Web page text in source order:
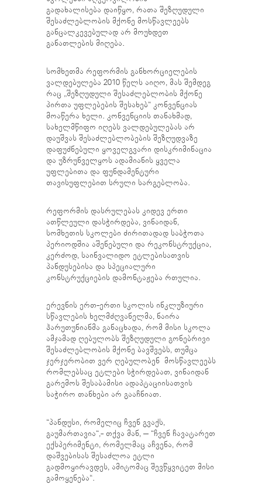
გადახალისება დაიწყო, რათა შეზღუდული
შესაძლებლობის მქონე მოსწავლეებს
განცალკევებულად არ მოუხდეთ
განათლების მიღება.
სომხეთმა რეფორმის განხორციელების
ვალდებულება 2010 წელს აიღო, მას შემდეგ
რაც „შეზღუდული შესაძლებლობის მქონე
პირთა უფლებების შესახებ“ კონვენციას
მოაწერა ხელი. კონვენციის თანახმად,
სახელმწიფო იღებს ვალდებულებას არ
დაუშვას შესაძლებლობების შეზღუდვაზე
დაფუძნებული ყოველგვარი დისკრიმინაცია
და უზრუნველყოს ადამიანის ყველა
უფლებითა და ფუნდამენტური
თავისუფლებით სრული სარგებლობა.
რეფორმის დასრულებას კიდევ ერთი
ათწლეული დასჭირდება, ვინაიდან,
სომხეთის სკოლები ძირითადად საბჭოთა
პერიოდშია აშენებული და რეკონსტრუქცია,
კერძოდ, საინვალიდო ეტლებისათვის
პანდუსებისა და სპეციალური
კონსტრუქციების დამონტაჟება რთულია.
ერევნის ერთ-ერთი სკოლის ინკლუზიური
სწავლების ხელმძღვანელმა, ნაირა
ჰარუთუნიანმა განაცხადა, რომ მისი სკოლა
ამჯამად ღებულობს შეზღუდული გონებრივი
შესაძლებლობის მქონე ბავშვებს, თუმცა
ჯერჯერობით ვერ ღებულობენ მოსწავლეებს
რომლებსაც ეტლები სჭირდებათ, ვინაიდან
გარემოს შესაბამისი ადაპტაციისათვის
საჭირო თანხები არ გააჩნიათ.
“პანდუსი, რომელიც ჩვენ გვაქს,
გაუმართავია“,- თქვა მან, – “ჩვენ ჩავატარეთ
ექსპერიმენტი, რომელმაც აჩვენა, რომ
დაშვებისას შესაძლოა ეტლი
გადმოყირავდეს, ამიტომაც შევწყვიტეთ მისი
გამოყენება“.